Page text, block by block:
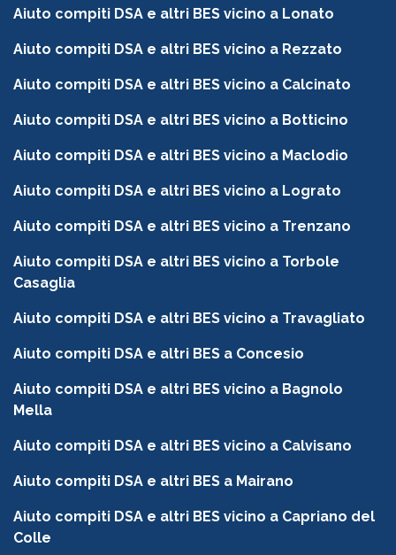
Aiuto compiti DSA e altri BES vicino a Lonato
Aiuto compiti DSA e altri BES vicino a Rezzato
Aiuto compiti DSA e altri BES vicino a Calcinato
Aiuto compiti DSA e altri BES vicino a Botticino
Aiuto compiti DSA e altri BES vicino a Maclodio
Aiuto compiti DSA e altri BES vicino a Lograto
Aiuto compiti DSA e altri BES vicino a Trenzano
Aiuto compiti DSA e altri BES vicino a Torbole
Casaglia
Aiuto compiti DSA e altri BES vicino a Travagliato
Aiuto compiti DSA e altri BES a Concesio
Aiuto compiti DSA e altri BES vicino a Bagnolo
Mella
Aiuto compiti DSA e altri BES vicino a Calvisano
Aiuto compiti DSA e altri BES a Mairano
Aiuto compiti DSA e altri BES vicino a Capriano del
Colle